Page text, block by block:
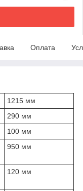
Оплата
1215 мм
290 мм
100 мм
950 мм
120 мм